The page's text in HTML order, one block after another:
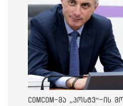
ComCom-მა „პოსტვ“-ის